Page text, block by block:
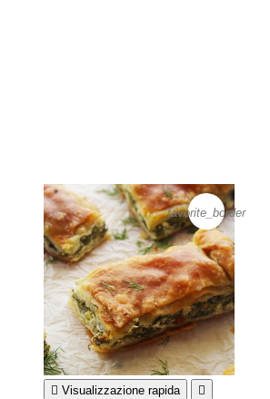
favorite_border
 Visualizzazione rapida 